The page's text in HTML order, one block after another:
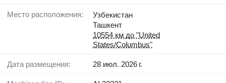
Место расположения:
Узбекистан
Ташкент
10554 км до "United
States/Columbus"
Дата размещения: 28 июл. 2026 г.